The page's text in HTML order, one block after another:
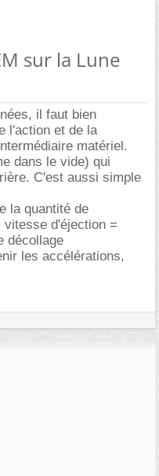
sur la Lune
il faut bien
l'action et de la
matériel.
dans le vide) qui
C'est aussi simple
la quantité de
d'éjection =
décollage
les accélérations,